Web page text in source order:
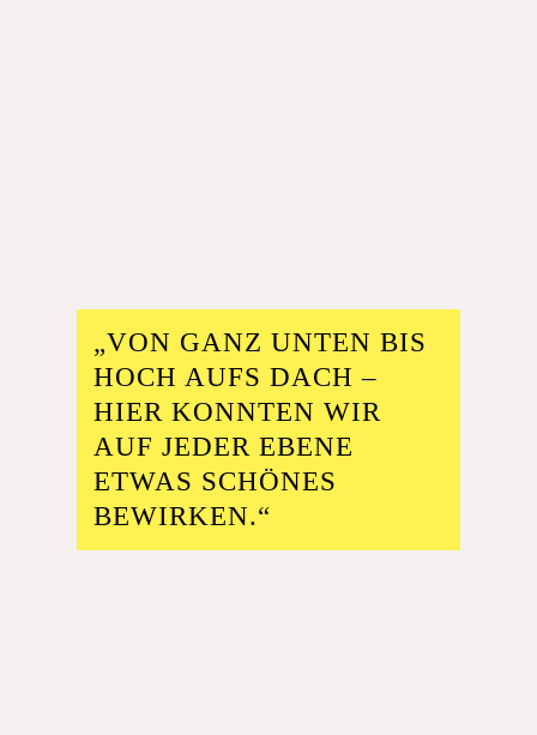
„VON GANZ UNTEN BIS
HOCH AUFS DACH –
HIER KONNTEN WIR
AUF JEDER EBENE
ETWAS SCHÖNES
BEWIRKEN.“